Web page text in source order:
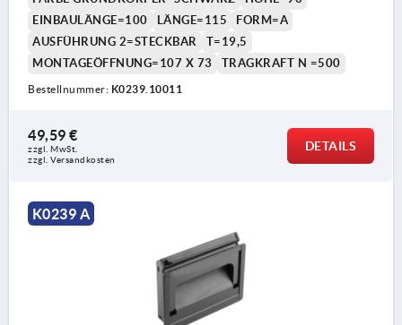
EINBAULÄNGE=100
LÄNGE=115
FORM=A
AUSFÜHRUNG 2=STECKBAR
T=19,5
MONTAGEÖFFNUNG=107 X 73
TRAGKRAFT N =500
Bestellnummer: K0239.10011
49,59 €
zzgl. MwSt.
zzgl. Versandkosten
DETAILS
K0239 A